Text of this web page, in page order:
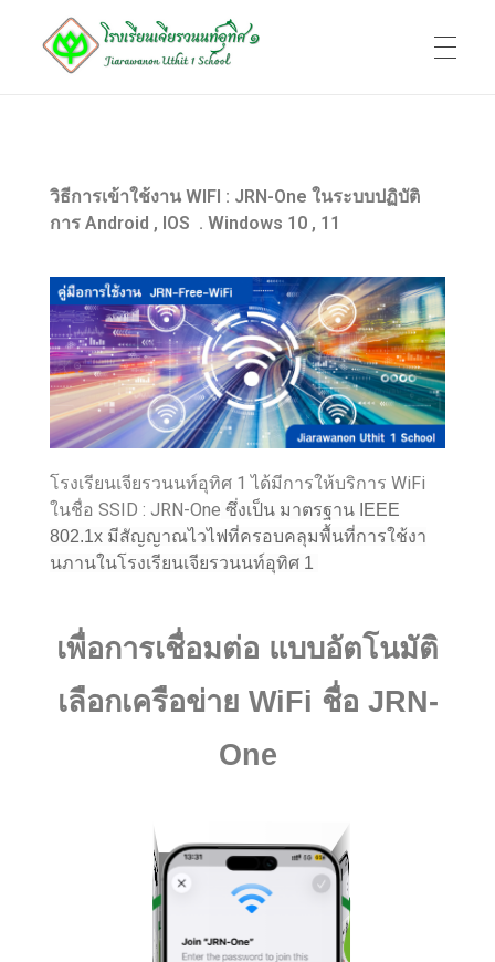
ทำเนียบบุคลากร
ข้อมูลพื้นฐาน
ติดต่อ
ADMIN
วิธีการเข้าใช้งาน WIFI : JRN-One ในระบบปฏิบัติ
การ Android , IOS . Windows 10 , 11
โรงเรียนเจียรวนนท์อุทิศ 1 ได้มีการให้บริการ WiFi
ในชื่อ SSID : JRN-One ซึ่งเป็น มาตรฐาน IEEE
802.1x มีสัญญาณไวไฟที่ครอบคลุมพื้นที่การใช้งา
นภานในโรงเรียนเจียรวนนท์อุทิศ 1
เพื่อการเชื่อมต่อ แบบอัตโนมัติ
เลือกเครือข่าย WiFi ชื่อ JRN-
One